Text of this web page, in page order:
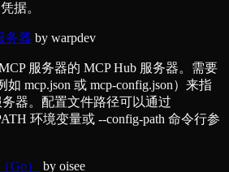
据。
务器 by warpdev
服务器的 MCP Hub 服务器。需要
mcp.json 或 mcp-config.json）来指
器。配置文件路径可以通过
环境变量或 --config-path 命令行参
Go） by oisee